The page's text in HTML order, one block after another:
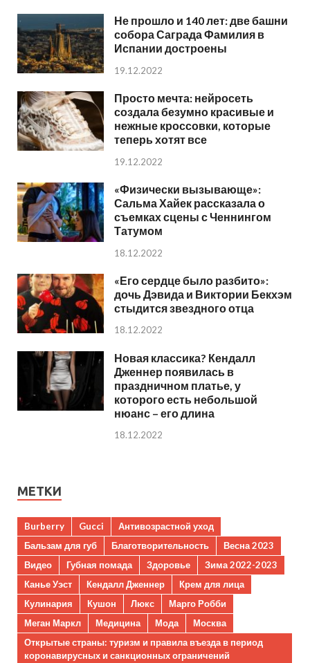
Не прошло и 140 лет: две башни
собора Саграда Фамилия в
Испании достроены
19.12.2022
Просто мечта: нейросеть
создала безумно красивые и
нежные кроссовки, которые
теперь хотят все
19.12.2022
«Физически вызывающе»:
Сальма Хайек рассказала о
съемках сцены с Ченнингом
Татумом
18.12.2022
«Его сердце было разбито»:
дочь Дэвида и Виктории Бекхэм
стыдится звездного отца
18.12.2022
Новая классика? Кендалл
Дженнер появилась в
праздничном платье, у
которого есть небольшой
нюанс – его длина
18.12.2022
МЕТКИ
Burberry Gucci
Антивозрастной уход
Бальзам для губ
Благотворительность
Весна 2023
Видео
Губная помада Здоровье
Зима 2022-2023
Канье Уэст
Кендалл Дженнер
Крем для лица
Кулинария
Кушон Люкс
Марго Робби
Меган Маркл
Медицина Мода
Москва
Открытые страны: туризм и правила въезда в период
коронавирусных и санкционных ограничений